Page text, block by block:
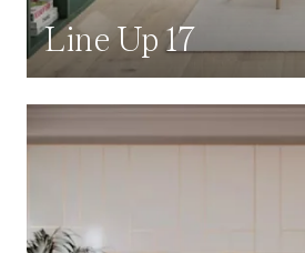
Line Up 17